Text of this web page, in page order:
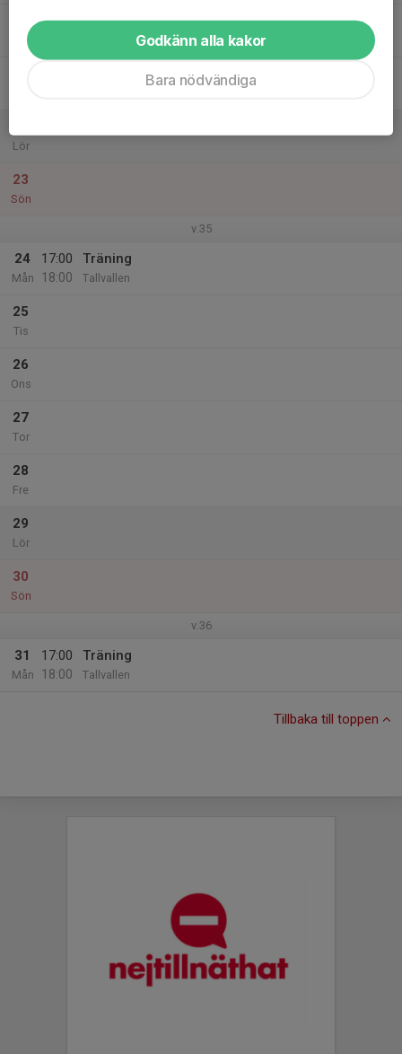
Tor
Lör
23
Sön
v.35
24
Mån
17:00
18:00
Träning
Tallvallen
25
Tis
26
Ons
27
Tor
28
Fre
29
Lör
30
Sön
v.36
31
Mån
17:00
18:00
Träning
Tallvallen
Tillbaka till toppen
Godkänn alla kakor
Bara nödvändiga